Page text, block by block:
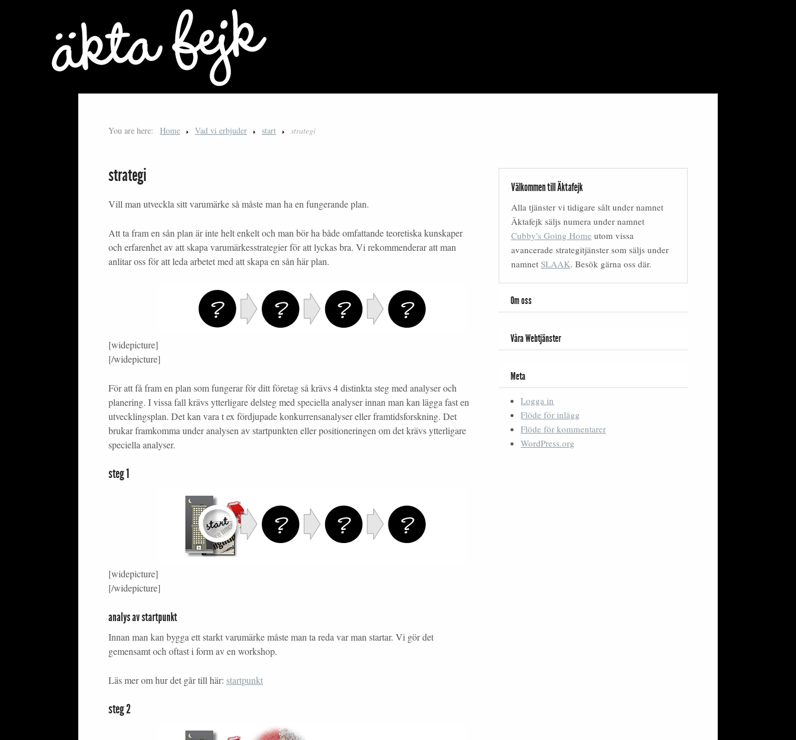
You are here: Home Vad vi erbjuder start strategi
strategi
Vill man utveckla sitt varumärke så måste man ha en fungerande plan.
Att ta fram en sån plan är inte helt enkelt och man bör ha både omfattande teoretiska kunskaper
och erfarenhet av att skapa varumärkesstrategier för att lyckas bra. Vi rekommenderar att man
anlitar oss för att leda arbetet med att skapa en sån här plan.
[widepicture]
[/widepicture]
För att få fram en plan som fungerar för ditt företag så krävs 4 distinkta steg med analyser och
planering. I vissa fall krävs ytterligare delsteg med speciella analyser innan man kan lägga fast en
utvecklingsplan. Det kan vara t ex fördjupade konkurrensanalyser eller framtidsforskning. Det
brukar framkomma under analysen av startpunkten eller positioneringen om det krävs ytterligare
speciella analyser.
steg 1
[widepicture]
[/widepicture]
analys av startpunkt
Innan man kan bygga ett starkt varumärke måste man ta reda var man startar. Vi gör det
gemensamt och oftast i form av en workshop.
Läs mer om hur det går till här: startpunkt
steg 2
Välkommen till Äktafejk
Alla tjänster vi tidigare sålt under namnet
Äktafejk säljs numera under namnet
Cubby's Going Home utom vissa
avancerade strategitjänster som säljs under
namnet SLAAK. Besök gärna oss där.
Om oss
Våra Webtjänster
Meta
Logga in
Flöde för inlägg
Flöde för kommentarer
WordPress.org